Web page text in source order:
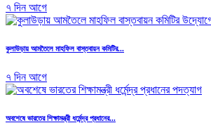
৭ দিন আগে
কুলাউড়ায় আমতৈলে মাহফিল বাস্তবায়ন কমিটির...
৭ দিন আগে
অবশেষে ভারতের শিক্ষামন্ত্রী ধর্মেন্দ্র প্রধানের...